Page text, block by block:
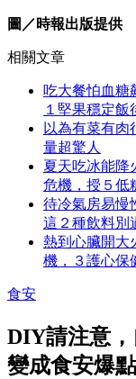
圖／時報出版提供
相關文章
吃大餐怕血糖
１堅果穩定飯
以為有菜有
量超驚人
夏天吃冰能降
危機，授５低
待冷氣房易慢
這２種飲料別
熱到心臟開大
機，３護心保
食安
DIY請注意
變成食安爆點